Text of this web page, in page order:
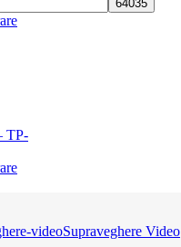
Supraveghere Video